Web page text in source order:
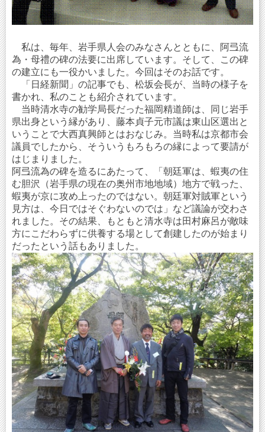
私は、毎年、岩手県人会のみなさんとともに、阿弖流
為・母禮の碑の法要に出席しています。そして、この碑
の建立にも一役かいました。今回はそのお話です。
「日経新聞」の記事でも、松坂会長が、当時の様子を
書かれ、私のことも紹介されています。
当時清水寺の勧学局長だった福岡精道師は、同じ岩手
県出身という縁があり、藤本貞子元市議は東山区選出と
いうことで大西真興師とはおなじみ。当時私は京都市会
議員でしたから、そういうもろもろの縁によって要請が
はじまりました。
阿弖流為の碑を造るにあたって、「朝廷軍は、蝦夷の住
む胆沢（岩手県の現在の奥州市地地域）地方で戦った、
蝦夷が京に攻め上ったのではない。朝廷軍対賊軍という
見方は、今日ではそぐわないのでは」など議論が交わさ
れました。その結果、もともと清水寺は田村麻呂が敵味
方にこだわらずに供養する場として創建したのが始まり
だったという話もありました。